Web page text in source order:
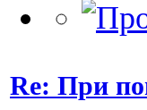
Re: При